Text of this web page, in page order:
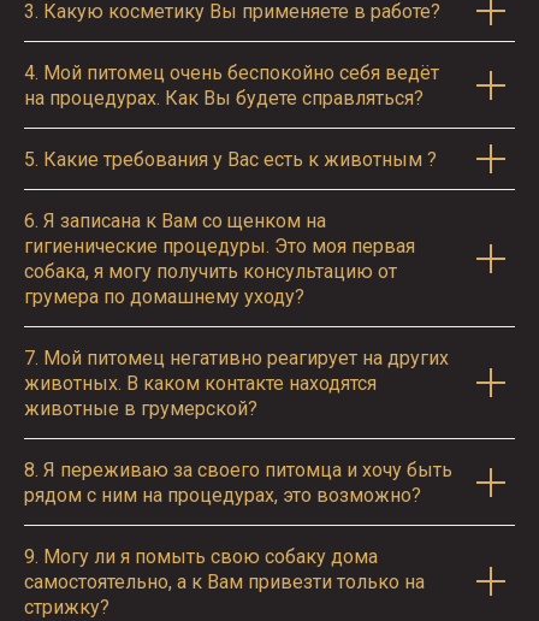
3. Какую косметику Вы применяете в работе?
4. Мой питомец очень беспокойно себя ведёт
на процедурах. Как Вы будете справляться?
5. Какие требования у Вас есть к животным ?
6. Я записана к Вам со щенком на
гигиенические процедуры. Это моя первая
собака, я могу получить консультацию от
грумера по домашнему уходу?
7. Мой питомец негативно реагирует на других
животных. В каком контакте находятся
животные в грумерской?
8. Я переживаю за своего питомца и хочу быть
рядом с ним на процедурах, это возможно?
9. Могу ли я помыть свою собаку дома
самостоятельно, а к Вам привезти только на
стрижку?